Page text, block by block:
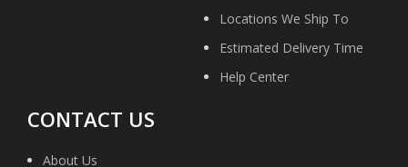
Locations We Ship To
Estimated Delivery Time
Help Center
CONTACT US
About Us